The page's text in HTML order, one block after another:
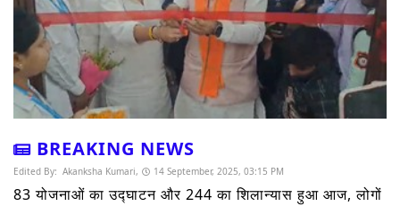
BREAKING NEWS
Edited By: Akanksha Kumari, 14 September, 2025, 03:15 PM
83 योजनाओं का उद्घाटन और 244 का शिलान्यास हुआ आज, लोगों